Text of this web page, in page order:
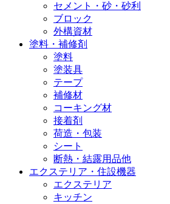
セメント・砂・砂利
ブロック
外構資材
塗料・補修剤
塗料
塗装具
テープ
補修材
コーキング材
接着剤
荷造・包装
シート
断熱・結露用品他
エクステリア・住設機器
エクステリア
キッチン